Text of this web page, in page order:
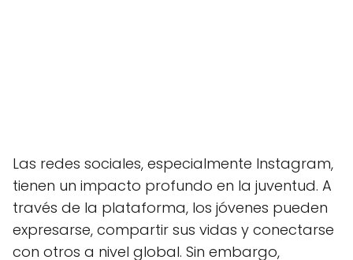
Las redes sociales, especialmente Instagram,
tienen un impacto profundo en la juventud. A
través de la plataforma, los jóvenes pueden
expresarse, compartir sus vidas y conectarse
con otros a nivel global. Sin embargo,